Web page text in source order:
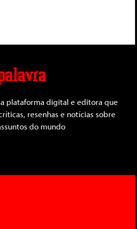
plataforma digital e editora que
resenhas e notícias sobre
do mundo